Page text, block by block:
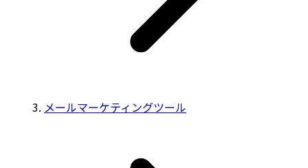
メールマーケティングツール